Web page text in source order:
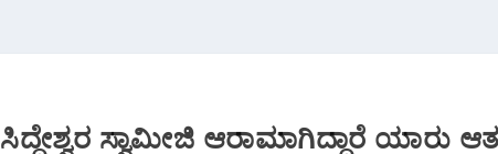
ಸಿದ್ದೇಶ್ವರ ಸ್ವಾಮೀಜಿ ಆರಾಮಾಗಿದ್ದಾರೆ ಯಾರು